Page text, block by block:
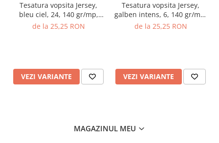
Tesatura vopsita Jersey,
bleu ciel, 24, 140 gr/mp,
latime 220 cm, 100%
de la 25,25 RON
VEZI VARIANTE
Tesatura vopsita Jersey,
galben intens, 6, 140 gr/mp,
latime 220 cm, 100%
de la 25,25 RON
VEZI VARIANTE
MAGAZINUL MEU